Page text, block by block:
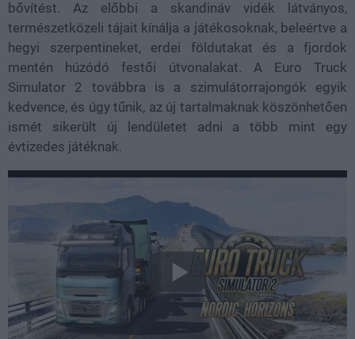
bővítést. Az előbbi a skandináv vidék látványos,
természetközeli tájait kínálja a játékosoknak, beleértve a
hegyi szerpentineket, erdei földutakat és a fjordok
mentén húzódó festői útvonalakat. A Euro Truck
Simulator 2 továbbra is a szimulátorrajongók egyik
kedvence, és úgy tűnik, az új tartalmaknak köszönhetően
ismét sikerült új lendületet adni a több mint egy
évtizedes játéknak.